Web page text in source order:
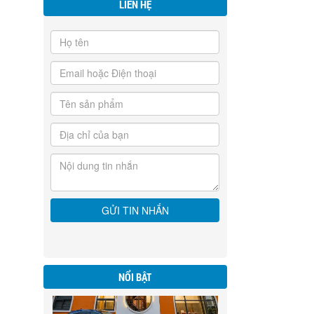
LIÊN HỆ
NỔI BẬT
BIỆT THƯ WESTLAKES
GOLE & VILLAS - ĐỨC HOÀ
LONG AN
khu Biệt thư liền kề ngay sân gol Đức Hoà
CÁCH XÁC ĐỊNH HƯỚNG
CHUNG CƯ
Khi quyết định mua một căn hộ chung cư làm
của căn hộ.
NHỮNG VẬT DỤNG TRANG
Một năm mới lại đến, một mùa xuân mới tràn
đầy sức sống và năng lượng lại về, những bí
quyết trang trí nhà hợp phong thủy, đón tài
lộc năm mới dưới đây chắc chắn sẽ giúp ích
CHỨNG MINH THU NHẬP
ĐANG LÀ NÚT THẮT CỦA
GÓI 30.000 TỶ ĐỒNG